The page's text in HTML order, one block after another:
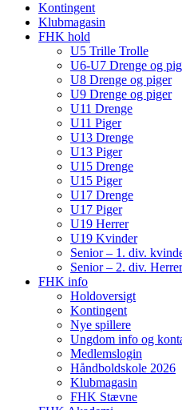
Kontingent
Klubmagasin
FHK hold
U5 Trille Trolle
U6-U7 Drenge og
U8 Drenge og piger
U9 Drenge og piger
U11 Drenge
U11 Piger
U13 Drenge
U13 Piger
U15 Drenge
U15 Piger
U17 Drenge
U17 Piger
U19 Herrer
U19 Kvinder
Senior – 1. div.
Senior – 2. div. Herrer
FHK info
Holdoversigt
Kontingent
Nye spillere
Ungdom info og
Medlemslogin
Håndboldskole 2026
Klubmagasin
FHK Stævne